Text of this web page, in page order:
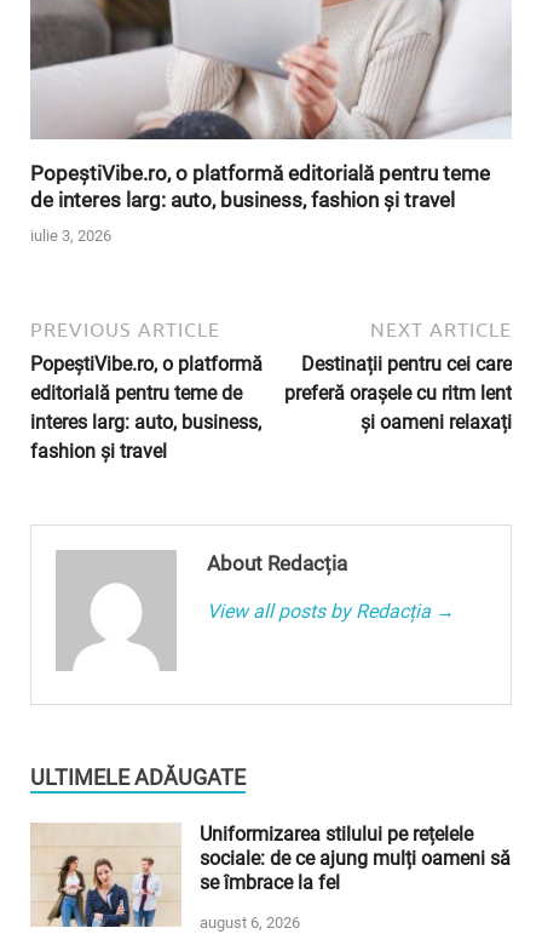
PopeștiVibe.ro, o platformă editorială pentru teme
de interes larg: auto, business, fashion și travel
iulie 3, 2026
PREVIOUS ARTICLE
PopeștiVibe.ro, o platformă
editorială pentru teme de
interes larg: auto, business,
fashion și travel
NEXT ARTICLE
Destinații pentru cei care
preferă orașele cu ritm lent
și oameni relaxați
About Redacția
View all posts by Redacția →
ULTIMELE ADĂUGATE
Uniformizarea stilului pe rețelele
sociale: de ce ajung mulți oameni să
se îmbrace la fel
august 6, 2026